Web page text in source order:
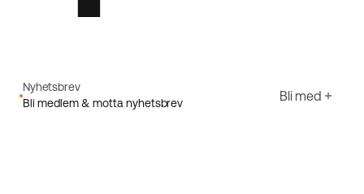
Nyhetsbrev
Bli medlem & motta nyhetsbrev
Bli med